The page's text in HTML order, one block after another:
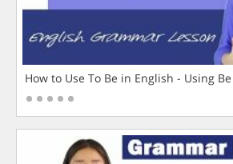
How to Use To Be in English - Using